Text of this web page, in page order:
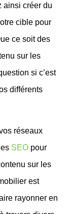
ainsi créer du
cible pour
ce soit des
sur les
si c’est
différents
réseaux
SEO pour
sur les
est
rayonner en